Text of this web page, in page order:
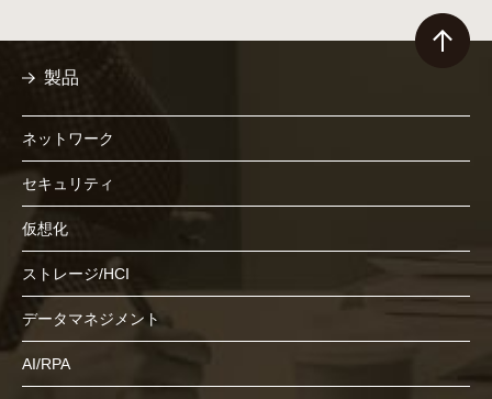
製品
ネットワーク
セキュリティ
仮想化
ストレージ/HCI
データマネジメント
AI/RPA